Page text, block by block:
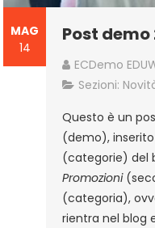
MAG
14
Post demo
ECDemo
Sezioni:
Questo è un
(demo),
(categorie) del
Promozioni
(categoria),
rientra nel blog